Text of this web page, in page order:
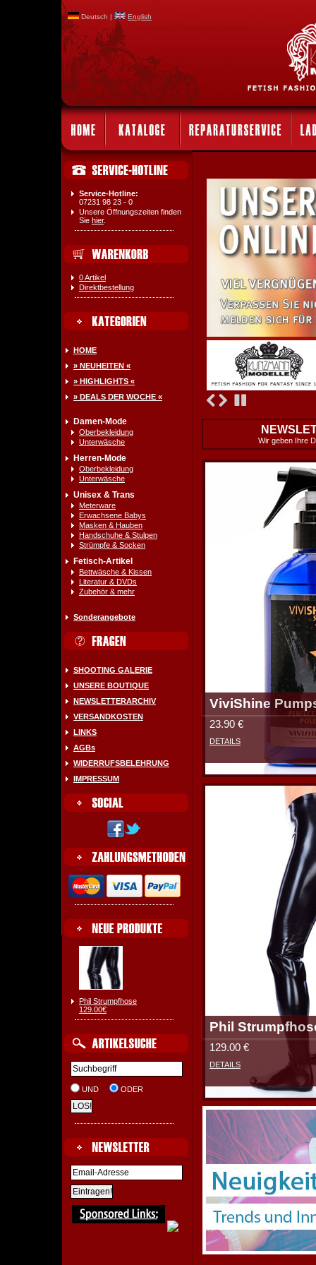
Deutsch | English
Service-Hotline:
07231 98 23 - 0
Unsere Öffnungszeiten finden
Sie hier.
0 Artikel
Direktbestellung
HOME
» NEUHEITEN «
» HIGHLIGHTS «
» DEALS DER WOCHE «
Damen-Mode
Oberbekleidung
Unterwäsche
Herren-Mode
Oberbekleidung
Unterwäsche
Unisex & Trans
Meterware
Erwachsene Babys
Masken & Hauben
Handschuhe & Stulpen
Strümpfe & Socken
Fetisch-Artikel
Bettwäsche & Kissen
Literatur & DVDs
Zubehör & mehr
Sonderangebote
SHOOTING GALERIE
UNSERE BOUTIQUE
NEWSLETTERARCHIV
VERSANDKOSTEN
LINKS
AGBs
WIDERRUFSBELEHRUNG
IMPRESSUM
Phil Strumpfhose
129.00€
UND ODER
Wir geben Ihre
ViviShine
23.90 €
DETAILS
Phil
129.00 €
DETAILS